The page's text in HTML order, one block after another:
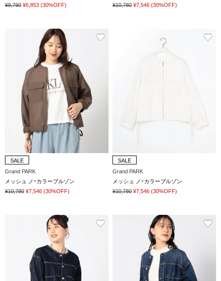
¥9,790 ¥6,853 (30%OFF)
¥10,780 ¥7,546 (30%OFF)
SALE
Grand PARK
メッシュ ノｰカラーブルゾン
¥10,780 ¥7,546 (30%OFF)
SALE
Grand PARK
メッシュ ノｰカラーブルゾン
¥10,780 ¥7,546 (30%OFF)